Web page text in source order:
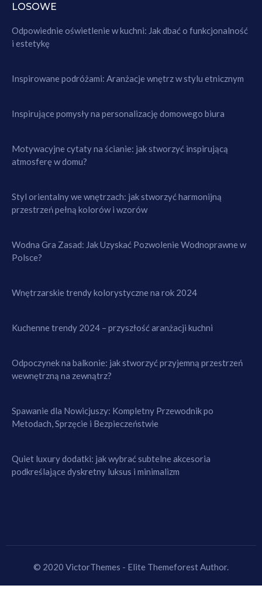
LOSOWE
Odpowiednie oświetlenie w kuchni: Jak dbać o funkcjonalność
i estetykę
Inspirowane podróżami: Aranżacje wnętrz w stylu etnicznym
Inspirujące pomysły na personalizację domowego biura
Motywacyjne cytaty na ścianie: jak stworzyć inspirującą
atmosferę w domu?
Styl orientalny we wnętrzach: jak stworzyć harmonijną
przestrzeń pełną kolorów i wzorów
Wodna Gra Zasad: Jak Uzyskać Pozwolenie Wodnoprawne w
Polsce?
Wnętrzarskie trendy kolorystyczne na rok 2024
Kuchenne trendy 2024 – przyszłość aranżacji kuchni
Odpoczynek na balkonie: jak stworzyć przyjemną przestrzeń
wewnętrzną na zewnątrz?
Spawanie dla Nowicjuszy: Kompletny Przewodnik po
Metodach, Sprzęcie i Bezpieczeństwie
Quiet luxury dodatki: jak wybrać subtelne akcesoria
podkreślające dyskretny luksus i minimalizm
© 2020 VictorThemes - Elite Themeforest Author.